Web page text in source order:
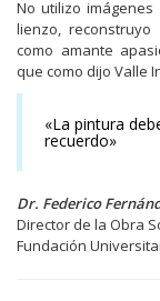
No utilizo
lienzo,
como amante
que como dijo Valle
«La pintura
recuerdo»
Dr. Federico
Director de la Obra
Fundación